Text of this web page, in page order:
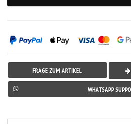
FRAGE ZUM ARTIKEL
WHATSAPP